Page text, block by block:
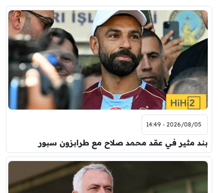
2026/08/05 - 14:49
بند مثير في عقد محمد صلاح مع طرابزون سبور